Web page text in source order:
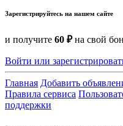
Зарегистрируйтесь на нашем сайте
и получите 60 ₽на свой
Войти или
Главная Добавить
Правила сервиса
поддержки